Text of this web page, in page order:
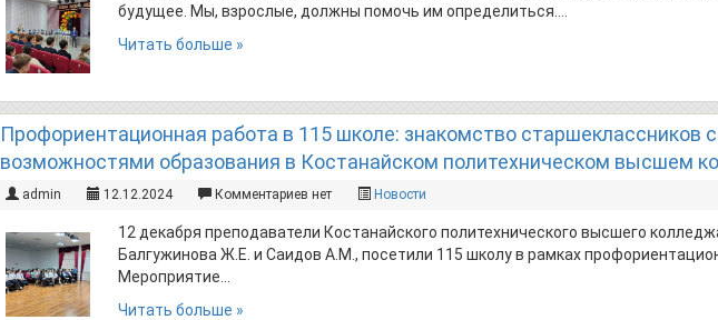
будущее. Мы, взрослые, должны помочь им определиться….
Читать больше »
Профориентационная работа в 115 школе: знакомство старшеклассников с
возможностями образования в Костанайском политехническом высшем
admin 12.12.2024 Комментариев нет Новости
12 декабря преподаватели Костанайского политехнического высшего
Балгужинова Ж.Е. и Саидов А.М., посетили 115 школу в рамках
Мероприятие…
Читать больше »